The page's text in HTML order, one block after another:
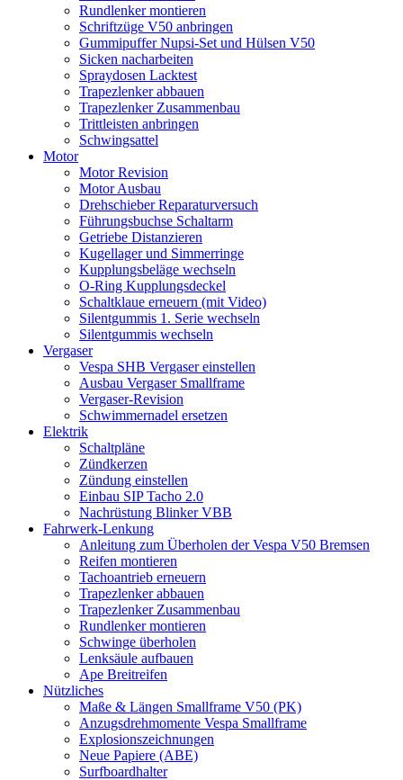
Rundlenker montieren
Schriftzüge V50 anbringen
Gummipuffer Nupsi-Set und Hülsen V50
Sicken nacharbeiten
Spraydosen Lacktest
Trapezlenker abbauen
Trapezlenker Zusammenbau
Trittleisten anbringen
Schwingsattel
Motor
Motor Revision
Motor Ausbau
Drehschieber Reparaturversuch
Führungsbuchse Schaltarm
Getriebe Distanzieren
Kugellager und Simmerringe
Kupplungsbeläge wechseln
O-Ring Kupplungsdeckel
Schaltklaue erneuern (mit Video)
Silentgummis 1. Serie wechseln
Silentgummis wechseln
Vergaser
Vespa SHB Vergaser einstellen
Ausbau Vergaser Smallframe
Vergaser-Revision
Schwimmernadel ersetzen
Elektrik
Schaltpläne
Zündkerzen
Zündung einstellen
Einbau SIP Tacho 2.0
Nachrüstung Blinker VBB
Fahrwerk-Lenkung
Anleitung zum Überholen der Vespa V50 Bremsen
Reifen montieren
Tachoantrieb erneuern
Trapezlenker abbauen
Trapezlenker Zusammenbau
Rundlenker montieren
Schwinge überholen
Lenksäule aufbauen
Ape Breitreifen
Nützliches
Maße & Längen Smallframe V50 (PK)
Anzugsdrehmomente Vespa Smallframe
Explosionszeichnungen
Neue Papiere (ABE)
Surfboardhalter